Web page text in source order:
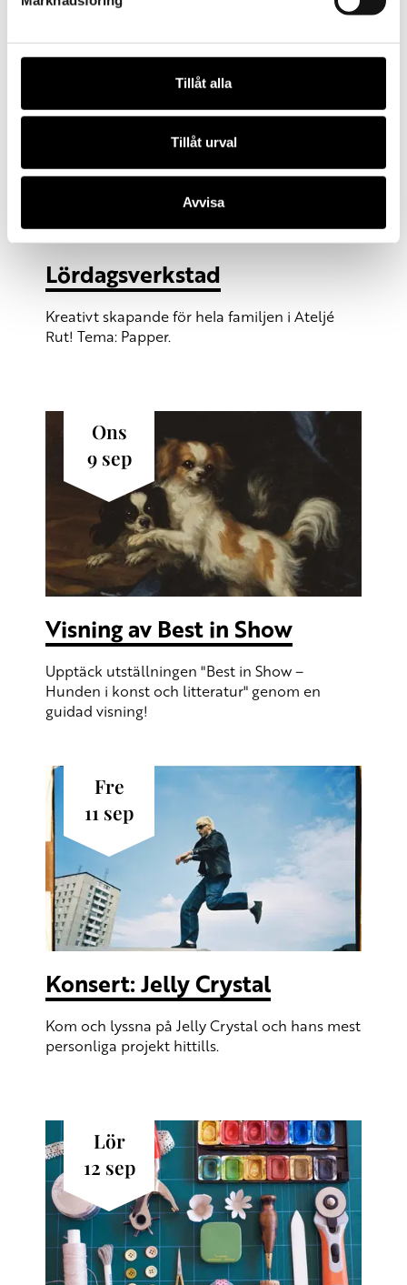
Tillåt alla
Tillåt urval
Avvisa
5sep
Lördagsverkstad
Kreativt skapande för hela familjen i Ateljé
Rut! Tema: Papper.
ons
9 sep
Visning av Best in Show
Upptäck utställningen "Best in Show –
Hunden i konst och litteratur" genom en
guidad visning!
fre
11 sep
Konsert: Jelly Crystal
Kom och lyssna på Jelly Crystal och hans mest
personliga projekt hittills.
lör
12 sep